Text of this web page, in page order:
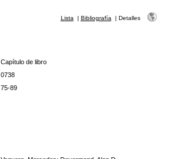
Lista | Bibliografía | Detalles
Capítulo de libro
0738
75-89